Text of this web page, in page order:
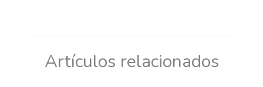
Artículos relacionados